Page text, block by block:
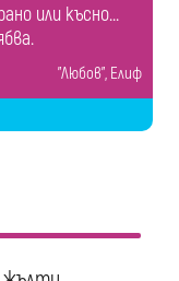
или късно...
"Любов", Елиф